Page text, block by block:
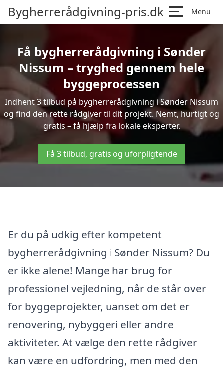
Bygherrerådgivning-pris.dk Menu
Få bygherrerådgivning i Sønder
Nissum – tryghed gennem hele
byggeprocessen
Indhent 3 tilbud på bygherrerådgivning i Sønder Nissum
og find den rette rådgiver til dit projekt. Nemt, hurtigt og
gratis – få hjælp fra lokale eksperter.
Få 3 tilbud, gratis og uforpligtende
Er du på udkig efter kompetent
bygherrerådgivning i Sønder Nissum? Du
er ikke alene! Mange har brug for
professionel vejledning, når de står over
for byggeprojekter, uanset om det er
renovering, nybyggeri eller andre
aktiviteter. At vælge den rette rådgiver
kan være en udfordring, men med den